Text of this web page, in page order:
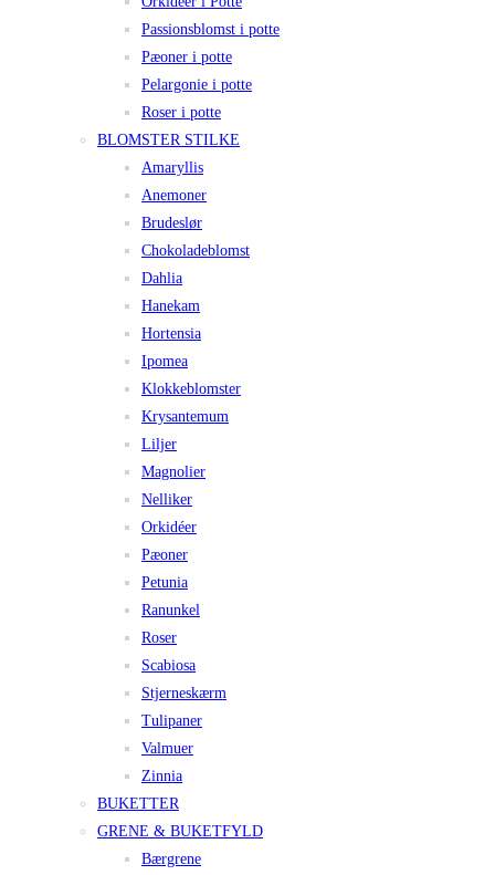
Passionsblomst i potte
Pæoner i potte
Pelargonie i potte
Roser i potte
BLOMSTER STILKE
Amaryllis
Anemoner
Brudeslør
Chokoladeblomst
Dahlia
Hanekam
Hortensia
Ipomea
Klokkeblomster
Krysantemum
Liljer
Magnolier
Nelliker
Orkidéer
Pæoner
Petunia
Ranunkel
Roser
Scabiosa
Stjerneskærm
Tulipaner
Valmuer
Zinnia
BUKETTER
GRENE & BUKETFYLD
Bærgrene